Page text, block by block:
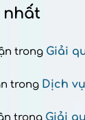
nhất
trong Giải
trong Dịch
trong Giải